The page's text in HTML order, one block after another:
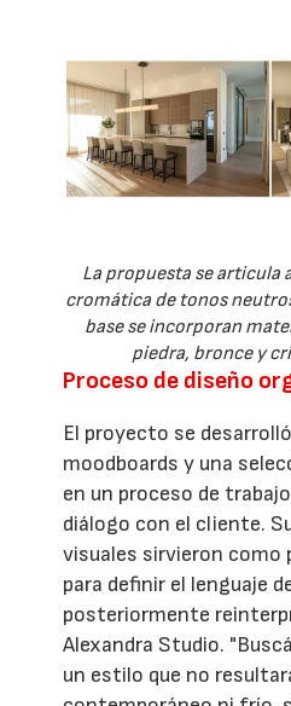
La propuesta se articula
cromática de tonos
base se incorporan
piedra, bronce y
Proceso de diseño
El proyecto se
moodboards y una
en un proceso de
diálogo con el cliente.
visuales sirvieron como
para definir el lenguaje
posteriormente
Alexandra Studio.
un estilo que no